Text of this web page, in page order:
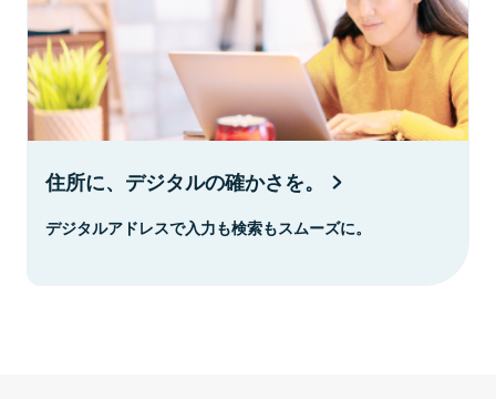
住所に、デジタルの確かさを。
デジタルアドレスで入力も検索もスムーズに。